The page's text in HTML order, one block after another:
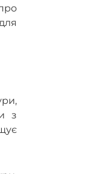
з